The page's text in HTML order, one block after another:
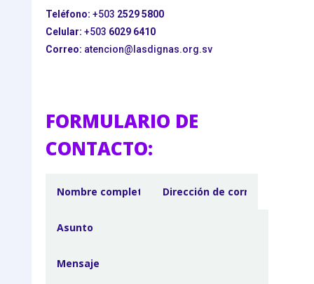
Teléfono: +503 2529 5800
Celular: +503 6029 6410
Correo: atencion@lasdignas.org.sv
FORMULARIO DE
CONTACTO: